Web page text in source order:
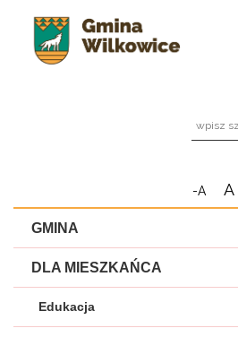
-A A
GMINA
DLA MIESZKAŃCA
Edukacja